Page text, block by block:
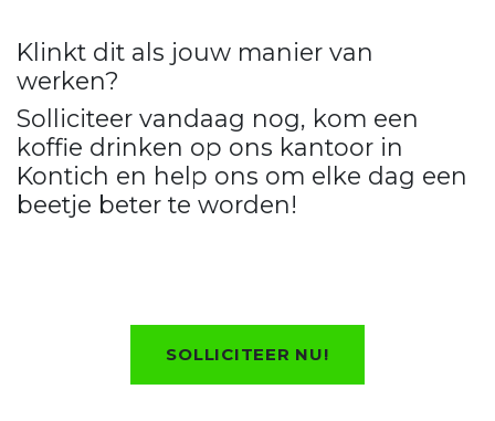
Klinkt dit als jouw manier van
werken?
Solliciteer vandaag nog, kom een
koffie drinken op ons kantoor in
Kontich en help ons om elke dag een
beetje beter te worden!
SOLLICITEER NU!